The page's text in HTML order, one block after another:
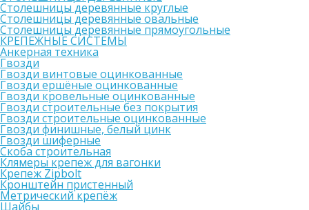
Столешницы деревянные круглые
Столешницы деревянные овальные
Столешницы деревянные прямоугольные
КРЕПЕЖНЫЕ СИСТЕМЫ
Анкерная техника
Гвозди
Гвозди винтовые оцинкованные
Гвозди ершёные оцинкованные
Гвозди кровельные оцинкованные
Гвозди строительные без покрытия
Гвозди строительные оцинкованные
Гвозди финишные, белый цинк
Гвозди шиферные
Скоба строительная
Клямеры крепеж для вагонки
Крепеж Zipbolt
Кронштейн пристенный
Метрический крепёж
Шайбы